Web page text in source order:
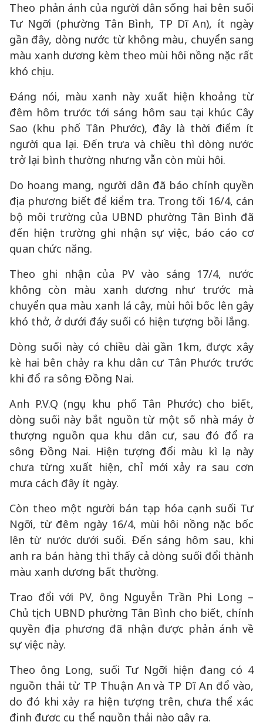
Theo phản ánh của người dân sống hai bên suối
Tư Ngỡi (phường Tân Bình, TP Dĩ An), ít ngày
gần đây, dòng nước từ không màu, chuyển sang
màu xanh dương kèm theo mùi hôi nồng nặc rất
khó chịu.
Đáng nói, màu xanh này xuất hiện khoảng từ
đêm hôm trước tới sáng hôm sau tại khúc Cây
Sao (khu phố Tân Phước), đây là thời điểm ít
người qua lại. Đến trưa và chiều thì dòng nước
trở lại bình thường nhưng vẫn còn mùi hôi.
Do hoang mang, người dân đã báo chính quyền
địa phương biết để kiểm tra. Trong tối 16/4, cán
bộ môi trường của UBND phường Tân Bình đã
đến hiện trường ghi nhận sự việc, báo cáo cơ
quan chức năng.
Theo ghi nhận của PV vào sáng 17/4, nước
không còn màu xanh dương như trước mà
chuyển qua màu xanh lá cây, mùi hôi bốc lên gây
khó thở, ở dưới đáy suối có hiện tượng bồi lắng.
Dòng suối này có chiều dài gần 1km, được xây
kè hai bên chảy ra khu dân cư Tân Phước trước
khi đổ ra sông Đồng Nai.
Anh P.V.Q (ngụ khu phố Tân Phước) cho biết,
dòng suối này bắt nguồn từ một số nhà máy ở
thượng nguồn qua khu dân cư, sau đó đổ ra
sông Đồng Nai. Hiện tượng đổi màu kì lạ này
chưa từng xuất hiện, chỉ mới xảy ra sau cơn
mưa cách đây ít ngày.
Còn theo một người bán tạp hóa cạnh suối Tư
Ngỡi, từ đêm ngày 16/4, mùi hôi nồng nặc bốc
lên từ nước dưới suối. Đến sáng hôm sau, khi
anh ra bán hàng thì thấy cả dòng suối đổi thành
màu xanh dương bất thường.
Trao đổi với PV, ông Nguyễn Trần Phi Long –
Chủ tịch UBND phường Tân Bình cho biết, chính
quyền địa phương đã nhận được phản ánh về
sự việc này.
Theo ông Long, suối Tư Ngỡi hiện đang có 4
nguồn thải từ TP Thuận An và TP Dĩ An đổ vào,
do đó khi xảy ra hiện tượng trên, chưa thể xác
định được cụ thể nguồn thải nào gây ra.